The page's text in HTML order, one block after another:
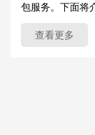
包服务。下面将
查看更多